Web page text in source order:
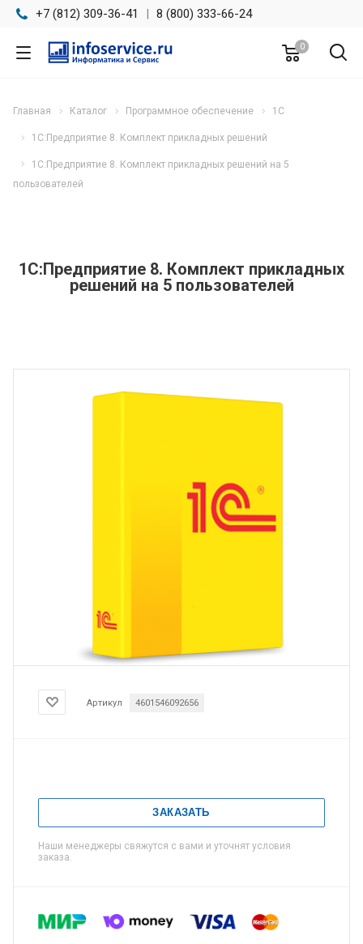
+7 (812) 309-36-41 | 8 (800) 333-66-24
0
Главная Каталог Программное обеспечение 1С
1С:Предприятие 8. Комплект прикладных решений
1С:Предприятие 8. Комплект прикладных решений на 5
пользователей
1С:Предприятие 8. Комплект прикладных
решений на 5 пользователей
Артикул 4601546092656
ЗАКАЗАТЬ
Наши менеджеры свяжутся с вами и уточнят условия
заказа.